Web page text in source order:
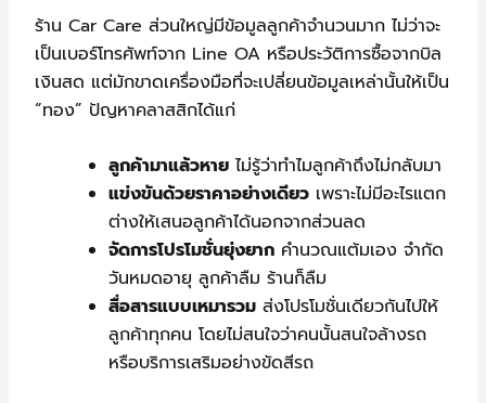
ร้าน Car Care ส่วนใหญ่มีข้อมูลลูกค้าจำนวนมาก ไม่ว่าจะ
เป็นเบอร์โทรศัพท์จาก Line OA หรือประวัติการซื้อจากบิล
เงินสด แต่มักขาดเครื่องมือที่จะเปลี่ยนข้อมูลเหล่านั้นให้เป็น
“ทอง” ปัญหาคลาสสิกได้แก่
ลูกค้ามาแล้วหาย ไม่รู้ว่าทำไมลูกค้าถึงไม่กลับมา
แข่งขันด้วยราคาอย่างเดียว เพราะไม่มีอะไรแตก
ต่างให้เสนอลูกค้าได้นอกจากส่วนลด
จัดการโปรโมชั่นยุ่งยาก คำนวณแต้มเอง จำกัด
วันหมดอายุ ลูกค้าลืม ร้านก็ลืม
สื่อสารแบบเหมารวม ส่งโปรโมชั่นเดียวกันไปให้
ลูกค้าทุกคน โดยไม่สนใจว่าคนนั้นสนใจล้างรถ
หรือบริการเสริมอย่างขัดสีรถ